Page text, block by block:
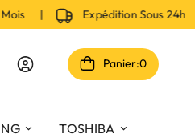
| Expédition Sous
Panier:0
TOSHIBA